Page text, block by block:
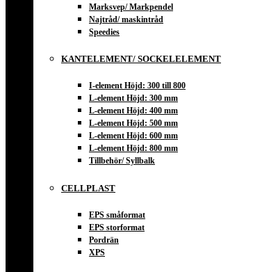
Marksvep/ Markpendel
Najtråd/ maskintråd
Speedies
KANTELEMENT/ SOCKELELEMENT
I-element Höjd: 300 till 800
L-element Höjd: 300 mm
L-element Höjd: 400 mm
L-element Höjd: 500 mm
L-element Höjd: 600 mm
L-element Höjd: 800 mm
Tillbehör/ Syllbalk
CELLPLAST
EPS småformat
EPS storformat
Pordrän
XPS